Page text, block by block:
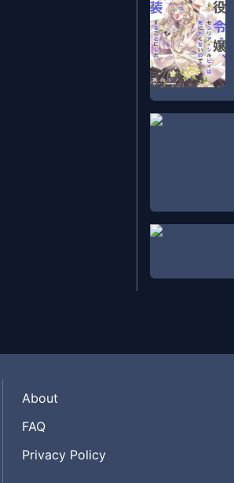
About
FAQ
Privacy Policy